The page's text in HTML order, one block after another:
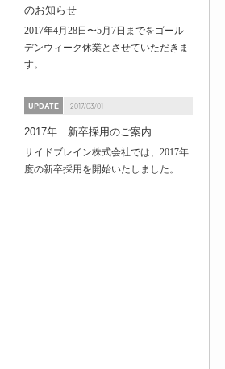
のお知らせ
2017年4月28日〜5月7日までをゴール
デンウィーク休業とさせていただきま
す。
UPDATE 2017/03/01
2017年 新卒採用のご案内
サイドブレイン株式会社では、2017年
度の新卒採用を開始いたしました。